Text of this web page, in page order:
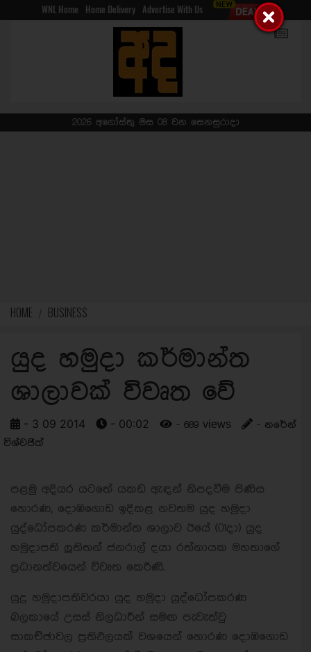
WNL Home Home Delivery Advertise With Us
2026 අගෝස්තු මස 08 වන සෙනසුරාදා
HOME BUSINESS
යුද හමුදා කර්මාන්ත
ශාලාවක් විවෘත වේ
- 3 09 2014 - 00:02 - 689 views
- නරේන්
විශ්වජිත්
පළමු අදියර යටතේ යකඩ ඇඳන් නිපදවීම පිණිස
හොරණ, දොඹගොඩ ඉදිකළ නවතම යුද හමුදා
යුද්ධෝපකරණ කර්මාන්ත ශාලාව ඊයේ (01දා) යුද
හමුදාපති ලුතිතන් ජනරාල් දයා රත්නායක මහතාගේ
ප්‍රධානත්වයෙන් විවෘත කෙරිණි.
යුදු හමුදාපතිවරයා යුද හමුදා යුද්ධෝපකරණ
බලකායේ උසස් නිලධාරීන් සමඟ පැවැත්වු
සාකච්ඡාවල ප්‍රතිඵලයක් වශයෙන් හොරණ දොඹගොඩ